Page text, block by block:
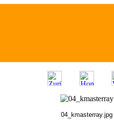
04_kmasterray.jpg